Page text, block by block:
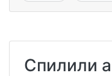
Спилили